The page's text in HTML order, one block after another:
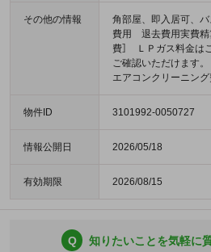
その他の情報
角部屋、即入居可、
費用 退去費用実費
費］ ＬＰガス料金は
ご確認いただけます
エアコンクリーニング
物件ID 3101992-0050727
情報公開日 2026/05/18
有効期限 2026/08/15
Q 知りたいことを気軽に